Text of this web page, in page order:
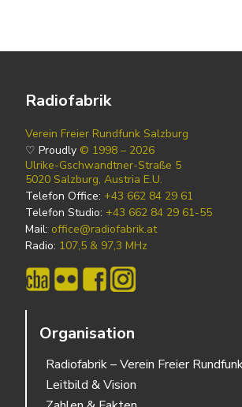
Radiofabrik
Verein Freier Rundfunk Salzburg
♡ Proudly © 1998 – 2026
Ulrike-Gschwandtner-Straße 5
5020 Salzburg, Austria E.U.
Telefon Office: +43 662 84 29 61
Telefon Studio: +43 662 84 29 61-55
Mail: office@radiofabrik.at
Radio: 107,5 & 97,3 MHz
Organisation
Radiofabrik – Verein Freier
Leitbild & Vision